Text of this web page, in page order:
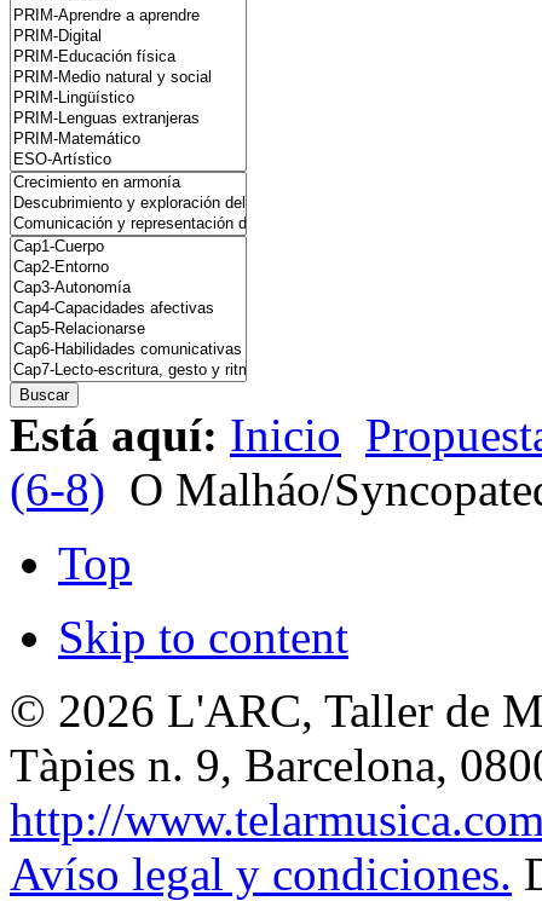
Está aquí: Inicio
(6-8) O Malháo/
Top
Skip to content
© 2026 L'ARC, Taller de
Tàpies n. 9, Barcelona,
http://
Avíso legal y condiciones.